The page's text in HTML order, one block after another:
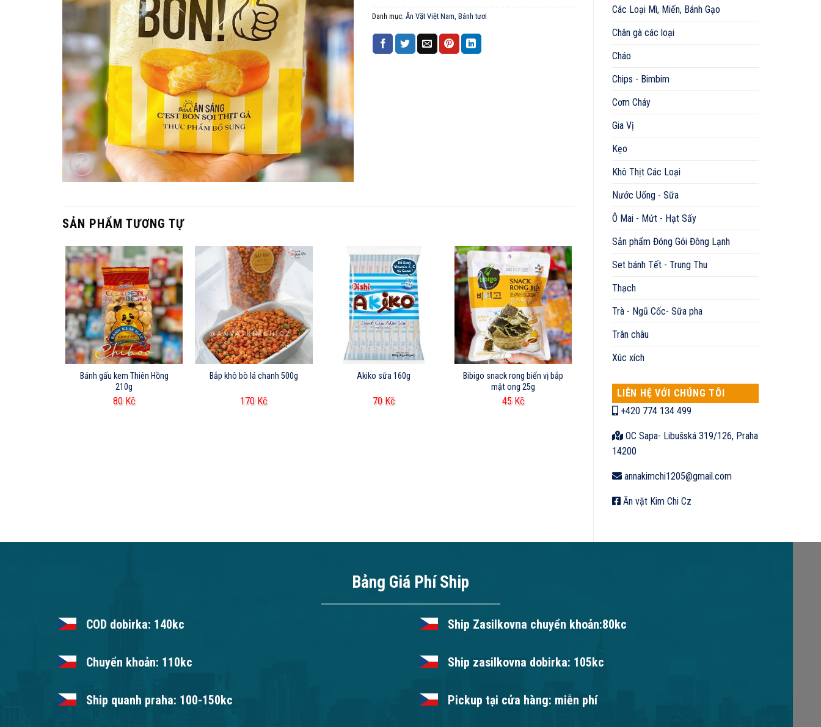
Các Loại Mì, Miến, Bánh Gạo
Chân gà các loại
Cháo
Chips - Bimbim
Cơm Cháy
Gia Vị
Kẹo
Khô Thịt Các Loại
Nước Uống - Sữa
Ô Mai - Mứt - Hạt Sấy
Sản phẩm Đóng Gói Đông Lạnh
Set bánh Tết - Trung Thu
Thạch
Trà - Ngũ Cốc- Sữa pha
Trân châu
Xúc xích
LIÊN HỆ VỚI CHÚNG TÔI
+420 774 134 499
OC Sapa- Libušská 319/126, Praha
14200
annakimchi1205@gmail.com
Ăn vặt Kim Chi Cz
Danh mục: Ăn Vặt Việt Nam Bánh tươi
SẢN PHẨM TƯƠNG TỰ
Bánh gấu kem Thiên Hồng
210g
80 Kč
Bắp khô bò lá chanh 500g
170 Kč
Akiko sữa 160g
70 Kč
Bibigo snack rong biển vị bắp
mật ong 25g
45 Kč
Bảng Giá Phí Ship
COD dobirka: 140kc Ship Zasilkovna chuyển khoản:80kc
Chuyển khoản: 110kc Ship zasilkovna dobirka: 105kc
Ship quanh praha: 100-150kc Pickup tại cửa hàng: miễn phí